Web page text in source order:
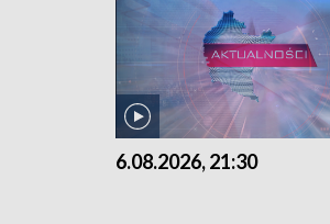
6.08.2026, 21:30